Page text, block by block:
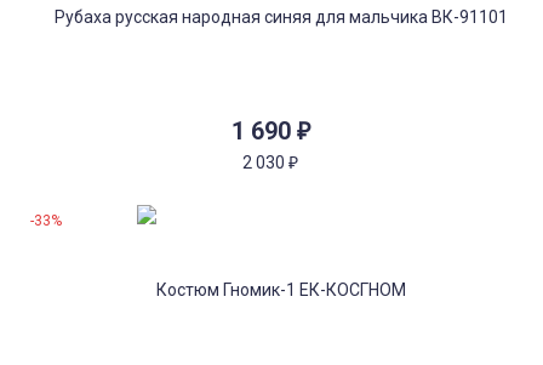
1 690 ₽
2 030 ₽
-33%